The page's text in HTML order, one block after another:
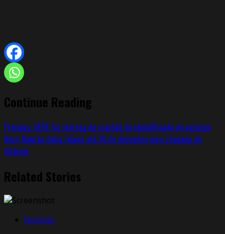
Continue Reading
Previous: UEPA faz entrega de crachás de identificação de autismo
Next: Mourão deixa Jaburu até 26 de dezembro para chegada de
Alckmin
Related Stories
Notícias